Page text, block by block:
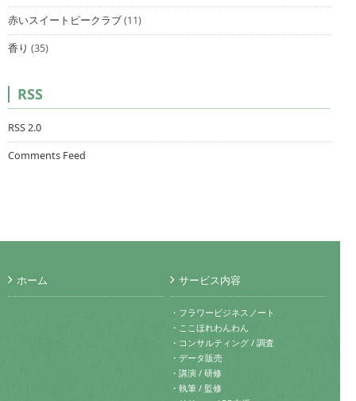
赤いスイートピークラブ(11)
香り (35)
RSS
RSS 2.0
Comments Feed
ホーム サービス内容
・フラワービジネスノート
・ここほれわんわん
・コンサルティング / 調査
・データ販売
・講演 / 研修
・執筆 / 監修